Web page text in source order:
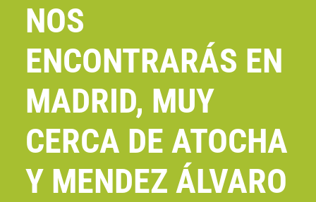
NOS
ENCONTRARÁS EN
MADRID, MUY
CERCA DE ATOCHA
Y MENDEZ ÁLVARO